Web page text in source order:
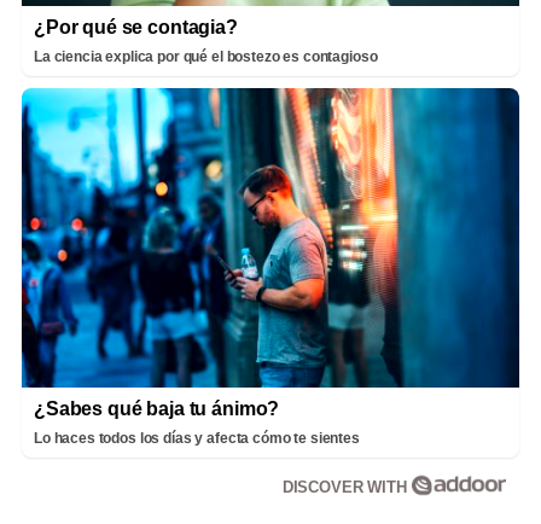
¿Por qué se contagia?
La ciencia explica por qué el bostezo es contagioso
¿Sabes qué baja tu ánimo?
Lo haces todos los días y afecta cómo te sientes
DISCOVER WITH